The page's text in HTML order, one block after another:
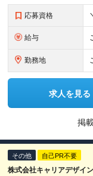
応募資格
給与
勤務地
求人を見る
掲
その他 自己PR不要
株式会社キャリアデザイ